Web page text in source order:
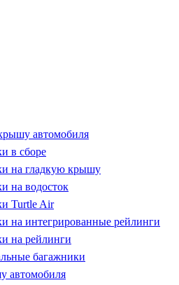
автомобиля
в сборе
на гладкую крышу
на водосток
Turtle Air
на интегрированные рейлинги
на рейлинги
багажники
автомобиля